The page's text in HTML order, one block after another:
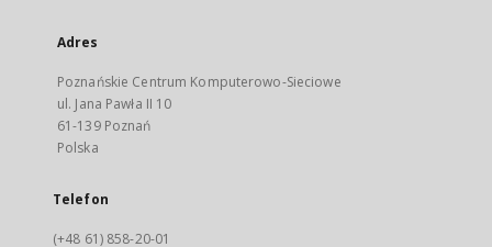
Adres
Poznańskie Centrum Komputerowo-Sieciowe
ul. Jana Pawła II 10
61-139 Poznań
Polska
Telefon
(+48 61) 858-20-01